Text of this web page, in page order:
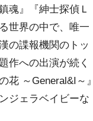
魂』『紳士探偵Ｌ
世界の中で、唯一
の諜報機関のトッ
作への出演が続く
花 ～General&I～』
ジェラベイビーな